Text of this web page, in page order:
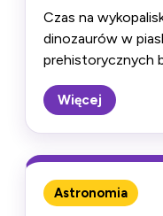
Czas na
dinozaurów w
prehistorycznych
Więcej
Astronomia